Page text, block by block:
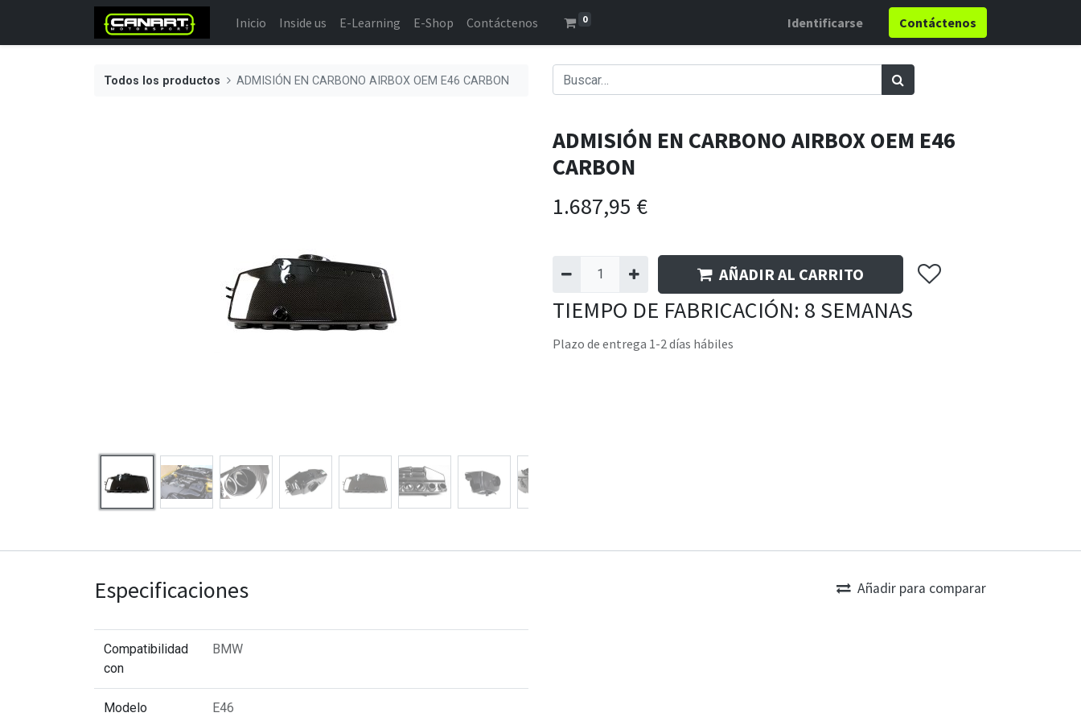
Inicio Inside us E-Learning E-Shop Contáctenos 0 Identificarse Contáctenos
Todos los productos ADMISIÓN EN CARBONO AIRBOX OEM E46 CARBON
ADMISIÓN EN CARBONO AIRBOX OEM E46
CARBON
1.687,95 €
AÑADIR AL CARRITO
TIEMPO DE FABRICACIÓN: 8 SEMANAS
Plazo de entrega 1-2 días hábiles
Especificaciones Añadir para comparar
Compatibilidad
con
BMW
Modelo E46